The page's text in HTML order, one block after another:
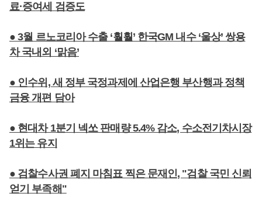
료·증여세 검증도
● 3월 르노코리아 수출 ‘훨훨’ 한국GM 내수 ‘울상’ 쌍용
차 국내외 ‘맑음’
● 인수위, 새 정부 국정과제에 산업은행 부산행과 정책
금융 개편 담아
● 현대차 1분기 넥쏘 판매량 5.4% 감소, 수소전기차시장
1위는 유지
● 검찰수사권 폐지 마침표 찍은 문재인, "검찰 국민 신뢰
얻기 부족해"